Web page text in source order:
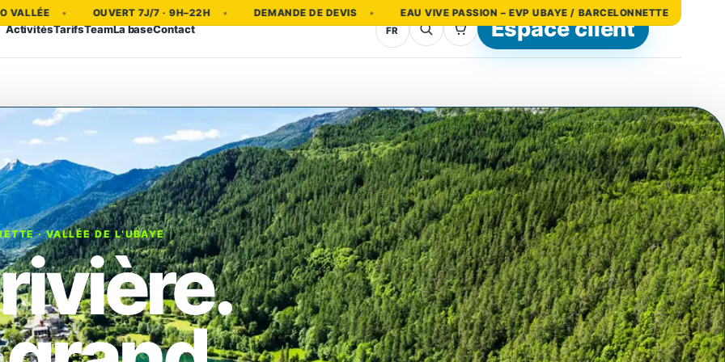
7J/7 · 9H–22H DEMANDE DE DEVIS EAU VIVE PASSION – EVP UBAYE / BARCELONNETTE 04 92 85 53 99
ActivitésTarifsTeamLa baseContact FR Espace client
· VALLÉE DE L’UBAYE